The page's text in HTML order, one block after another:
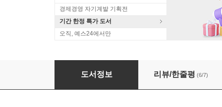
경제경영 자기계발 기획전
기간 한정 특가 도서
오직, 예스24에서만
60분 온라인 회의 기술
도서정보 리뷰/한줄평 (6/7)